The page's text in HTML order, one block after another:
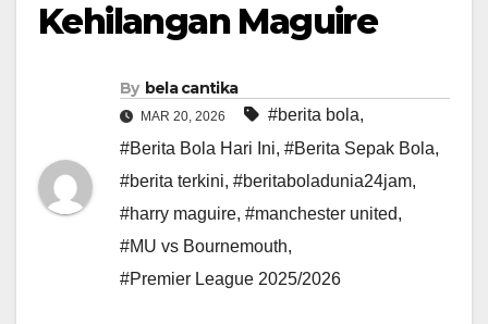
Kehilangan Maguire
By bela cantika
MAR 20, 2026 #berita bola,
#Berita Bola Hari Ini, #Berita Sepak Bola,
#berita terkini, #beritaboladunia24jam,
#harry maguire, #manchester united,
#MU vs Bournemouth,
#Premier League 2025/2026